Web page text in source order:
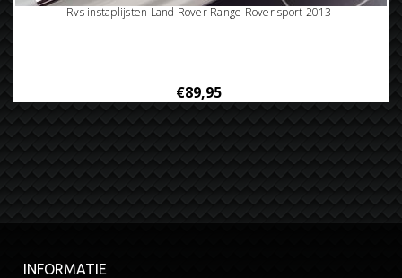
Rvs instaplijsten Land Rover Range Rover sport 2013-
€89,95
INFORMATIE